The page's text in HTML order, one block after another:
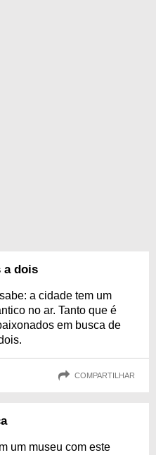
a dois
a cidade tem um
no ar. Tanto que é
em busca de
COMPARTILHAR
um museu com este